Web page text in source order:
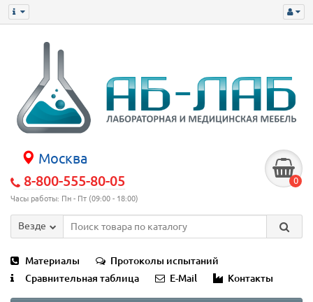
Москва
8-800-555-80-05
Часы работы: Пн - Пт (09:00 - 18:00)
0
Везде
Материалы
Протоколы испытаний
Сравнительная таблица
E-Mail Контакты